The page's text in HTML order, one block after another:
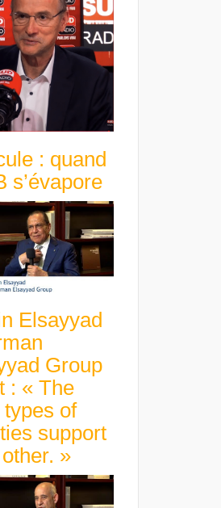
: quand
s’évapore
Elsayyad
Group
: « The
of
support
»